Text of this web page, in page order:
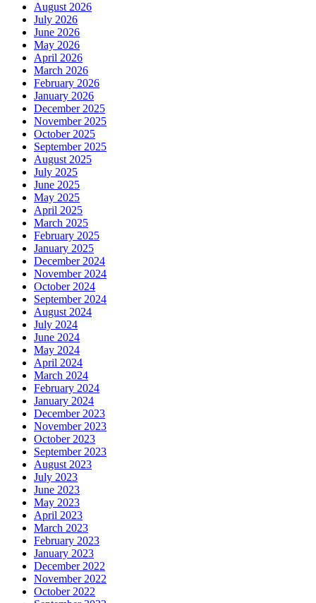
August 2026
July 2026
June 2026
May 2026
April 2026
March 2026
February 2026
January 2026
December 2025
November 2025
October 2025
September 2025
August 2025
July 2025
June 2025
May 2025
April 2025
March 2025
February 2025
January 2025
December 2024
November 2024
October 2024
September 2024
August 2024
July 2024
June 2024
May 2024
April 2024
March 2024
February 2024
January 2024
December 2023
November 2023
October 2023
September 2023
August 2023
July 2023
June 2023
May 2023
April 2023
March 2023
February 2023
January 2023
December 2022
November 2022
October 2022